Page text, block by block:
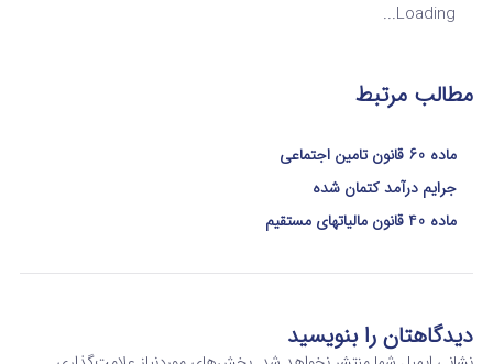
Loading...
مطالب مرتبط
ماده 60 قانون تامین اجتماعی
جرایم درآمد کتمان شده
ماده 40 قانون مالیاتهای مستقیم
دیدگاهتان را بنویسید